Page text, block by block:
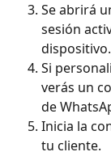
Se abrirá
sesión
dispositivo.
Si
verás un
de
Inicia la
tu cliente.